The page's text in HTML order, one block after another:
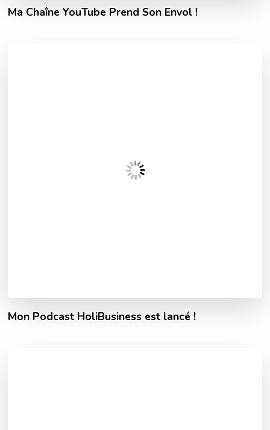
Ma Chaîne YouTube Prend Son Envol !
Mon Podcast HoliBusiness est lancé !